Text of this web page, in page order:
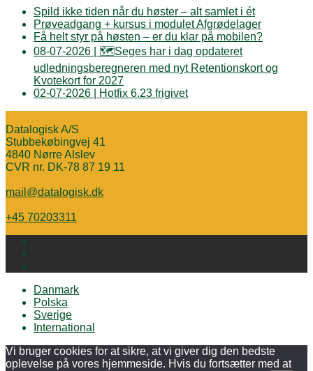
Spild ikke tiden når du høster – alt samlet i ét
Prøveadgang + kursus i modulet Afgrødelager
Få helt styr på høsten – er du klar på mobilen?
08-07-2026 | 🗺️Seges har i dag opdateret
udledningsberegneren med nyt Retentionskort og
Kvotekort for 2027
02-07-2026 | Hotfix 6.23 frigivet
Datalogisk A/S
Stubbekøbingvej 41
4840 Nørre Alslev
CVR nr. DK-78 87 19 11
mail@datalogisk.dk
+45 70203311
Danmark
Polska
Sverige
International
Vi bruger cookies for at sikre, at vi giver dig den bedste
oplevelse på vores hjemmeside. Hvis du fortsætter med at